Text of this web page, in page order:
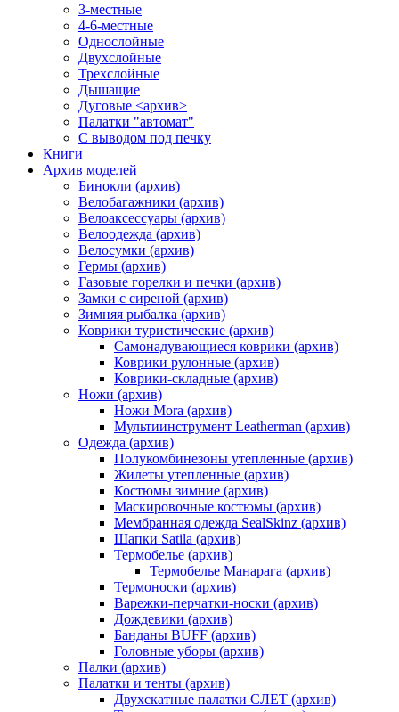
3-местные
4-6-местные
Однослойные
Двухслойные
Трехслойные
Дышащие
Дуговые <архив>
Палатки "автомат"
C выводом под печку
Книги
Архив моделей
Бинокли (архив)
Велобагажники (архив)
Велоаксессуары (архив)
Велоодежда (архив)
Велосумки (архив)
Гермы (архив)
Газовые горелки и печки (архив)
Замки с сиреной (архив)
Зимняя рыбалка (архив)
Коврики туристические (архив)
Самонадувающиеся коврики (архив)
Коврики рулонные (архив)
Коврики-складные (архив)
Ножи (архив)
Ножи Mora (архив)
Мультиинструмент Leatherman (архив)
Одежда (архив)
Полукомбинезоны утепленные (архив)
Жилеты утепленные (архив)
Костюмы зимние (архив)
Маскировочные костюмы (архив)
Мембранная одежда SealSkinz (архив)
Шапки Satila (архив)
Термобелье (архив)
Термобелье Манарага (архив)
Термоноски (архив)
Варежки-перчатки-носки (архив)
Дождевики (архив)
Банданы BUFF (архив)
Головные уборы (архив)
Палки (архив)
Палатки и тенты (архив)
Двухскатные палатки СЛЕТ (архив)